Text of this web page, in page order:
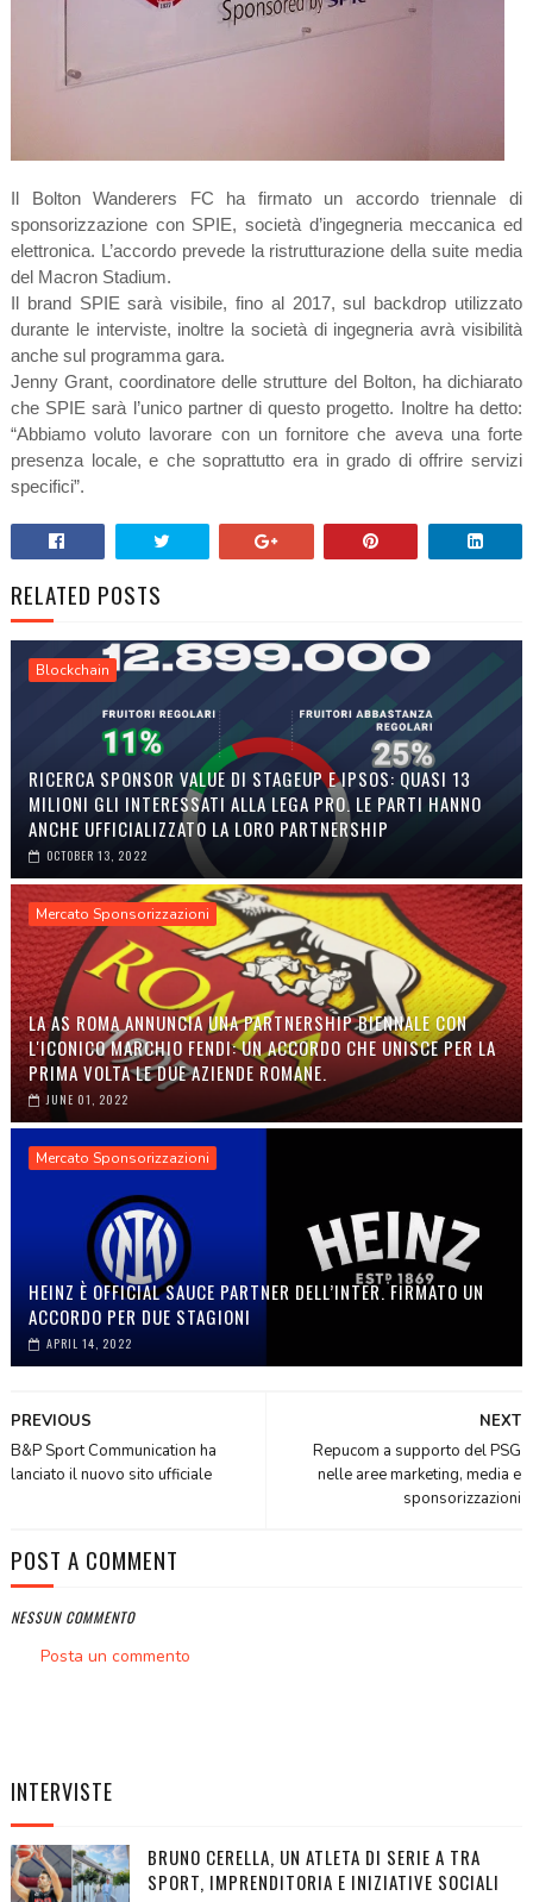
Il Bolton Wanderers FC ha firmato un accordo triennale di
sponsorizzazione con SPIE, società d’ingegneria meccanica ed
elettronica. L’accordo prevede la ristrutturazione della suite media
del Macron Stadium.
Il brand SPIE sarà visibile, fino al 2017, sul backdrop utilizzato
durante le interviste, inoltre la società di ingegneria avrà visibilità
anche sul programma gara.
Jenny Grant, coordinatore delle strutture del Bolton, ha dichiarato
che SPIE sarà l’unico partner di questo progetto. Inoltre ha detto:
“Abbiamo voluto lavorare con un fornitore che aveva una forte
presenza locale, e che soprattutto era in grado di offrire servizi
specifici”.
RELATED POSTS
Blockchain
RICERCA SPONSOR VALUE DI STAGEUP E IPSOS: QUASI 13
MILIONI GLI INTERESSATI ALLA LEGA PRO. LE PARTI HANNO
ANCHE UFFICIALIZZATO LA LORO PARTNERSHIP
OCTOBER 13, 2022
Mercato Sponsorizzazioni
LA AS ROMA ANNUNCIA UNA PARTNERSHIP BIENNALE CON
L'ICONICO MARCHIO FENDI: UN ACCORDO CHE UNISCE PER LA
PRIMA VOLTA LE DUE AZIENDE ROMANE.
JUNE 01, 2022
Mercato Sponsorizzazioni
HEINZ È OFFICIAL SAUCE PARTNER DELL’INTER. FIRMATO UN
ACCORDO PER DUE STAGIONI
APRIL 14, 2022
NEXT
Repucom a supporto del PSG
nelle aree marketing, media e
sponsorizzazioni
PREVIOUS
B&P Sport Communication ha
lanciato il nuovo sito ufficiale
POST A COMMENT
NESSUN COMMENTO
Posta un commento
INTERVISTE
BRUNO CERELLA, UN ATLETA DI SERIE A TRA
SPORT, IMPRENDITORIA E INIZIATIVE SOCIALI